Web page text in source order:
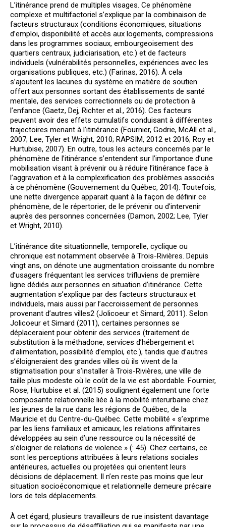
L’itinérance prend de multiples visages. Ce phénomène
complexe et multifactoriel s’explique par la combinaison de
facteurs structuraux (conditions économiques, situations
d’emploi, disponibilité et accès aux logements, compressions
dans les programmes sociaux, embourgeoisement des
quartiers centraux, judiciarisation, etc.) et de facteurs
individuels (vulnérabilités personnelles, expériences avec les
organisations publiques, etc.) (Farinas, 2016). À cela
s’ajoutent les lacunes du système en matière de soutien
offert aux personnes sortant des établissements de santé
mentale, des services correctionnels ou de protection à
l’enfance (Gaetz, Dej, Richter et al., 2016). Ces facteurs
peuvent avoir des effets cumulatifs conduisant à différentes
trajectoires menant à l’itinérance (Fournier, Godrie, McAll et al.,
2007; Lee, Tyler et Wright, 2010; RAPSIM, 2012 et 2016; Roy et
Hurtubise, 2007). En outre, tous les acteurs concernés par le
phénomène de l’itinérance s’entendent sur l’importance d’une
mobilisation visant à prévenir ou à réduire l’itinérance face à
l’aggravation et à la complexification des problèmes associés
à ce phénomène (Gouvernement du Québec, 2014). Toutefois,
une nette divergence apparait quant à la façon de définir ce
phénomène, de le répertorier, de le prévenir ou d’intervenir
auprès des personnes concernées (Damon, 2002; Lee, Tyler
et Wright, 2010).
L’itinérance dite situationnelle, temporelle, cyclique ou
chronique est notamment observée à Trois-Rivières. Depuis
vingt ans, on dénote une augmentation croissante du nombre
d’usagers fréquentant les services trifluviens de première
ligne dédiés aux personnes en situation d’itinérance. Cette
augmentation s’explique par des facteurs structuraux et
individuels, mais aussi par l’accroissement de personnes
provenant d’autres villes2 (Jolicoeur et Simard, 2011). Selon
Jolicoeur et Simard (2011), certaines personnes se
déplaceraient pour obtenir des services (traitement de
substitution à la méthadone, services d’hébergement et
d’alimentation, possibilité d’emploi, etc.), tandis que d’autres
s’éloigneraient des grandes villes où ils vivent de la
stigmatisation pour s’installer à Trois-Rivières, une ville de
taille plus modeste où le coût de la vie est abordable. Fournier,
Rose, Hurtubise et al. (2015) soulignent également une forte
composante relationnelle liée à la mobilité interurbaine chez
les jeunes de la rue dans les régions de Québec, de la
Mauricie et du Centre-du-Québec. Cette mobilité « s’exprime
par les liens familiaux et amicaux, les relations affinitaires
développées au sein d’une ressource ou la nécessité de
s’éloigner de relations de violence » (: 45). Chez certains, ce
sont les perceptions attribuées à leurs relations sociales
antérieures, actuelles ou projetées qui orientent leurs
décisions de déplacement. Il n’en reste pas moins que leur
situation socioéconomique et relationnelle demeure précaire
lors de tels déplacements.
À cet égard, plusieurs travailleurs de rue insistent davantage